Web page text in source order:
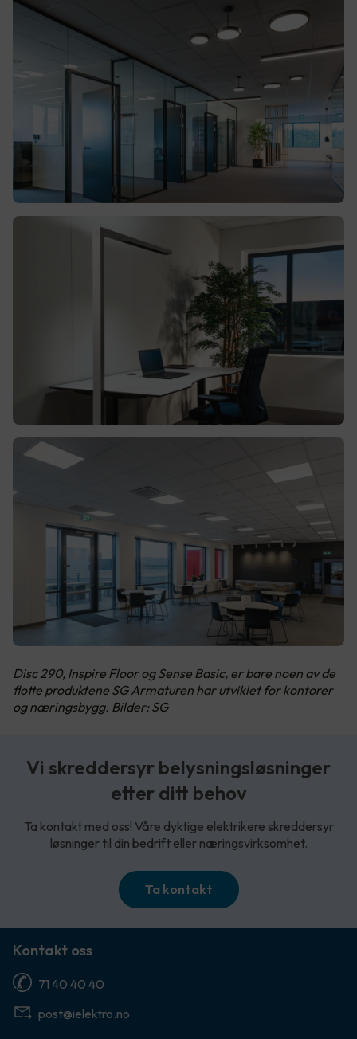
Disc 290, Inspire Floor og Sense Basic, er bare noen av de
flotte produktene SG Armaturen har utviklet for kontorer
og næringsbygg. Bilder: SG
Vi skreddersyr belysningsløsninger
etter ditt behov
Ta kontakt med oss! Våre dyktige elektrikere skreddersyr
løsninger til din bedrift eller næringsvirksomhet.
Ta kontakt
Kontakt oss
71 40 40 40
post@ielektro.no